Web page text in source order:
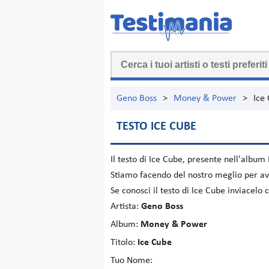
Geno Boss > Money & Power > Ice
TESTO ICE CUBE
Il testo di Ice Cube, presente nell'album
Stiamo facendo del nostro meglio per
Se conosci il testo di Ice Cube inviacelo
Artista: Geno Boss
Album: Money & Power
Titolo: Ice Cube
Tuo Nome: